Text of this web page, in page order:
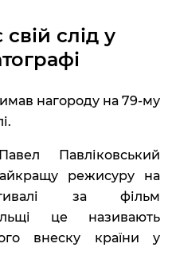
слід у
нагороду на 79-му
Павліковський
режисуру на
за фільм
це називають
внеску країни у